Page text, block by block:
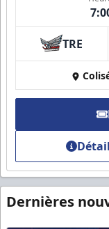
TRE
Dernières